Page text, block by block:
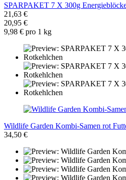
SPARPAKET 7 X 300g
21,63 €
20,95 €
9,98 € pro 1 kg
Wildlife Garden Kombi-Samen rot
34,50 €